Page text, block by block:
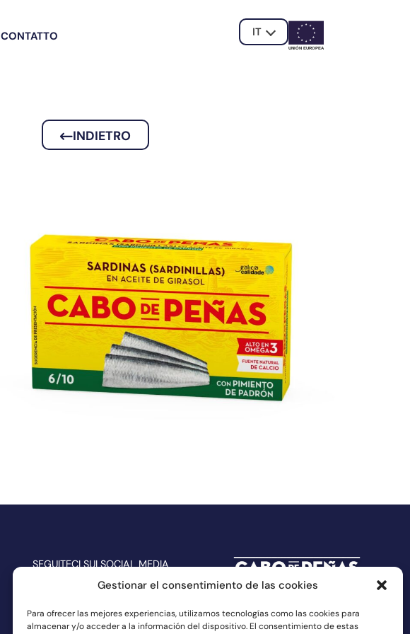
Gestionar el consentimiento de las cookies
Para ofrecer las mejores experiencias, utilizamos tecnologías como las cookies para
almacenar y/o acceder a la información del dispositivo. El consentimiento de estas
CONTATTO IT
UNIÓN EUROPEA
INDIETRO
SEGUITECI SUI SOCIAL MEDIA